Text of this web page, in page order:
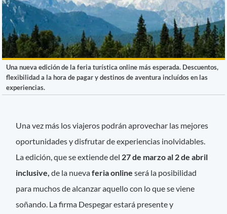
Una nueva edición de la feria turística online más esperada. Descuentos,
flexibilidad a la hora de pagar y destinos de aventura incluídos en las
experiencias.
Una vez más los viajeros podrán aprovechar las mejores
oportunidades y disfrutar de experiencias inolvidables.
La edición, que se extiende del 27 de marzo al 2 de abril
inclusive,de la nuevaferia online será la posibilidad
para muchos de alcanzar aquello con lo que se viene
soñando. La firma Despegar estará presente y